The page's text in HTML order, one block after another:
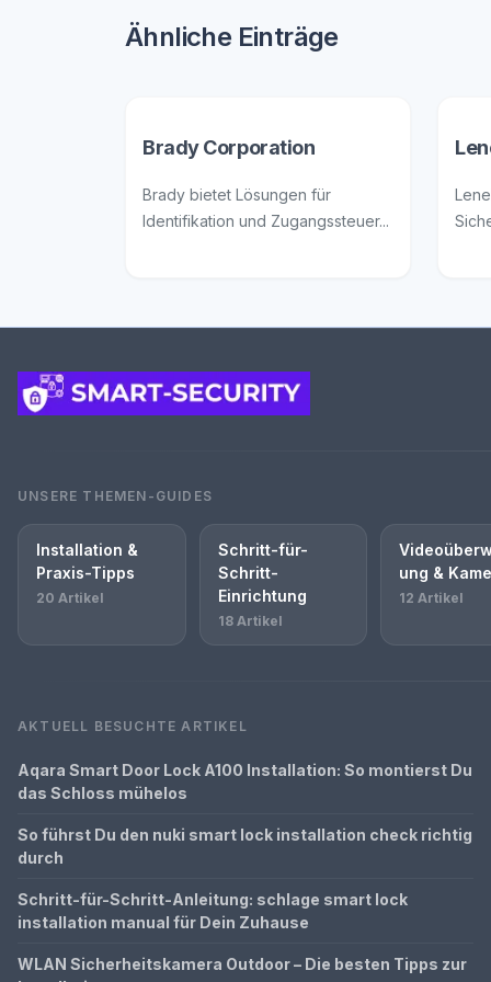
Ähnliche Einträge
Brady Corporation
Brady bietet Lösungen für
Identifikation und Zugangssteuer...
UNSERE THEMEN-GUIDES
Installation &
Praxis-Tipps
20 Artikel
Schritt-für-
Schritt-
Einrichtung
18 Artikel
ung &
12 Artikel
AKTUELL BESUCHTE ARTIKEL
Aqara Smart Door Lock A100 Installation: So montierst Du
das Schloss mühelos
So führst Du den nuki smart lock installation check richtig
durch
Schritt-für-Schritt-Anleitung: schlage smart lock
installation manual für Dein Zuhause
WLAN Sicherheitskamera Outdoor – Die besten Tipps zur